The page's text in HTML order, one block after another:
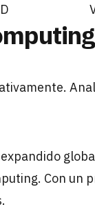
Con un